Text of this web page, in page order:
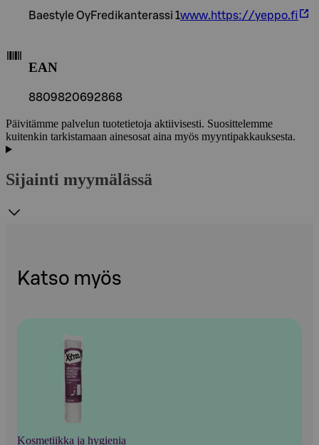
Baestyle OyFredikanterassi 1www.https://yeppo.fi
EAN
8809820692868
Päivitämme palvelun tuotetietoja aktiivisesti. Suosittelemme
kuitenkin tarkistamaan ainesosat aina myös myyntipakkauksesta.
Sijainti myymälässä
Katso myös
Kosmetiikka ja hygienia